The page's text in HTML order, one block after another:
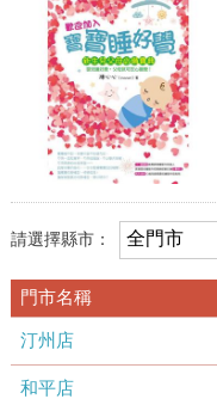
請選擇縣市：
門市名稱
汀州店
和平店